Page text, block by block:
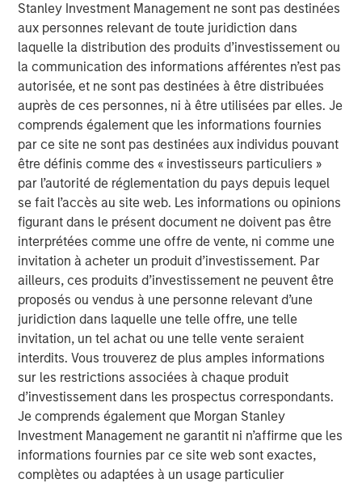
Stanley Investment Management ne sont pas destinées
aux personnes relevant de toute juridiction dans
laquelle la distribution des produits d’investissement ou
la communication des informations afférentes n’est pas
autorisée, et ne sont pas destinées à être distribuées
auprès de ces personnes, ni à être utilisées par elles. Je
comprends également que les informations fournies
par ce site ne sont pas destinées aux individus pouvant
être définis comme des « investisseurs particuliers »
par l’autorité de réglementation du pays depuis lequel
se fait l’accès au site web. Les informations ou opinions
figurant dans le présent document ne doivent pas être
interprétées comme une offre de vente, ni comme une
invitation à acheter un produit d’investissement. Par
ailleurs, ces produits d’investissement ne peuvent être
proposés ou vendus à une personne relevant d’une
juridiction dans laquelle une telle offre, une telle
invitation, un tel achat ou une telle vente seraient
interdits. Vous trouverez de plus amples informations
sur les restrictions associées à chaque produit
d’investissement dans les prospectus correspondants.
Je comprends également que Morgan Stanley
Investment Management ne garantit ni n’affirme que les
informations fournies par ce site web sont exactes,
complètes ou adaptées à un usage particulier
Catalyst’s senior management team, led by Bobby
Chapman and Seth Moore, has decades of operating
experience in the pressure pumping business. Bobby
Chapman, CEO of Catalyst, said, “Our partnership with
Morgan Stanley Energy Partners provides Catalyst with a
strong sponsor and the world-class resources to build an
industry-leading oilfield services franchise. In light of the
high demands and specifications required in today’s
state-of-the-art completion techniques, we see a unique
opportunity to provide our customers with the industry’s
newest equipment and differentiated services that will
drive efficiency in their completion operations. We are
very excited to grow this business.”
John Moon, Managing Director and Head of Morgan
Stanley Energy Partners, said, “We are delighted to be
partnering with Catalyst to grow the Company into a
leading provider of high-end pressure pumping services.
We believe this is a compelling opportunity for us to
invest alongside an experienced management team to
build a leading energy services business across the most
attractive oil and gas basins in the United States.”
Logan Burt, Executive Director of Morgan Stanley Energy
Partners, added, “The current operating environment
requires the deployment of advanced equipment and an